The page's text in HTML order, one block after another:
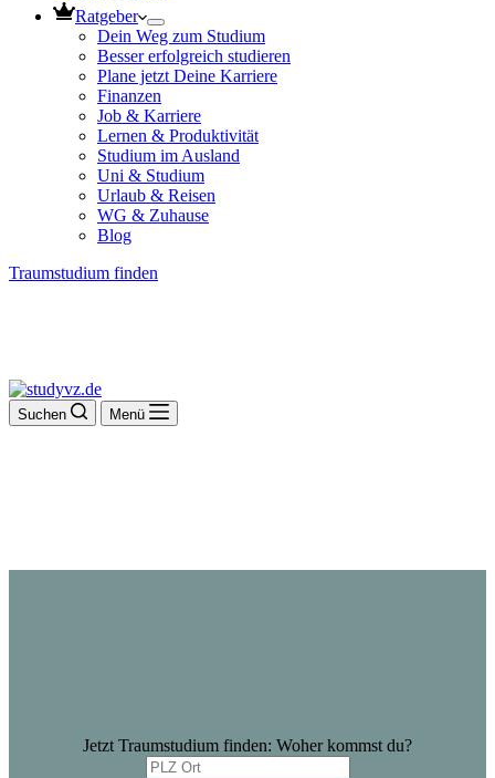
Ratgeber
Dein Weg zum Studium
Besser erfolgreich studieren
Plane jetzt Deine Karriere
Finanzen
Job & Karriere
Lernen & Produktivität
Studium im Ausland
Uni & Studium
Urlaub & Reisen
WG & Zuhause
Blog
Traumstudium finden
Suchen Menü
Jetzt Traumstudium finden: Woher kommst du?